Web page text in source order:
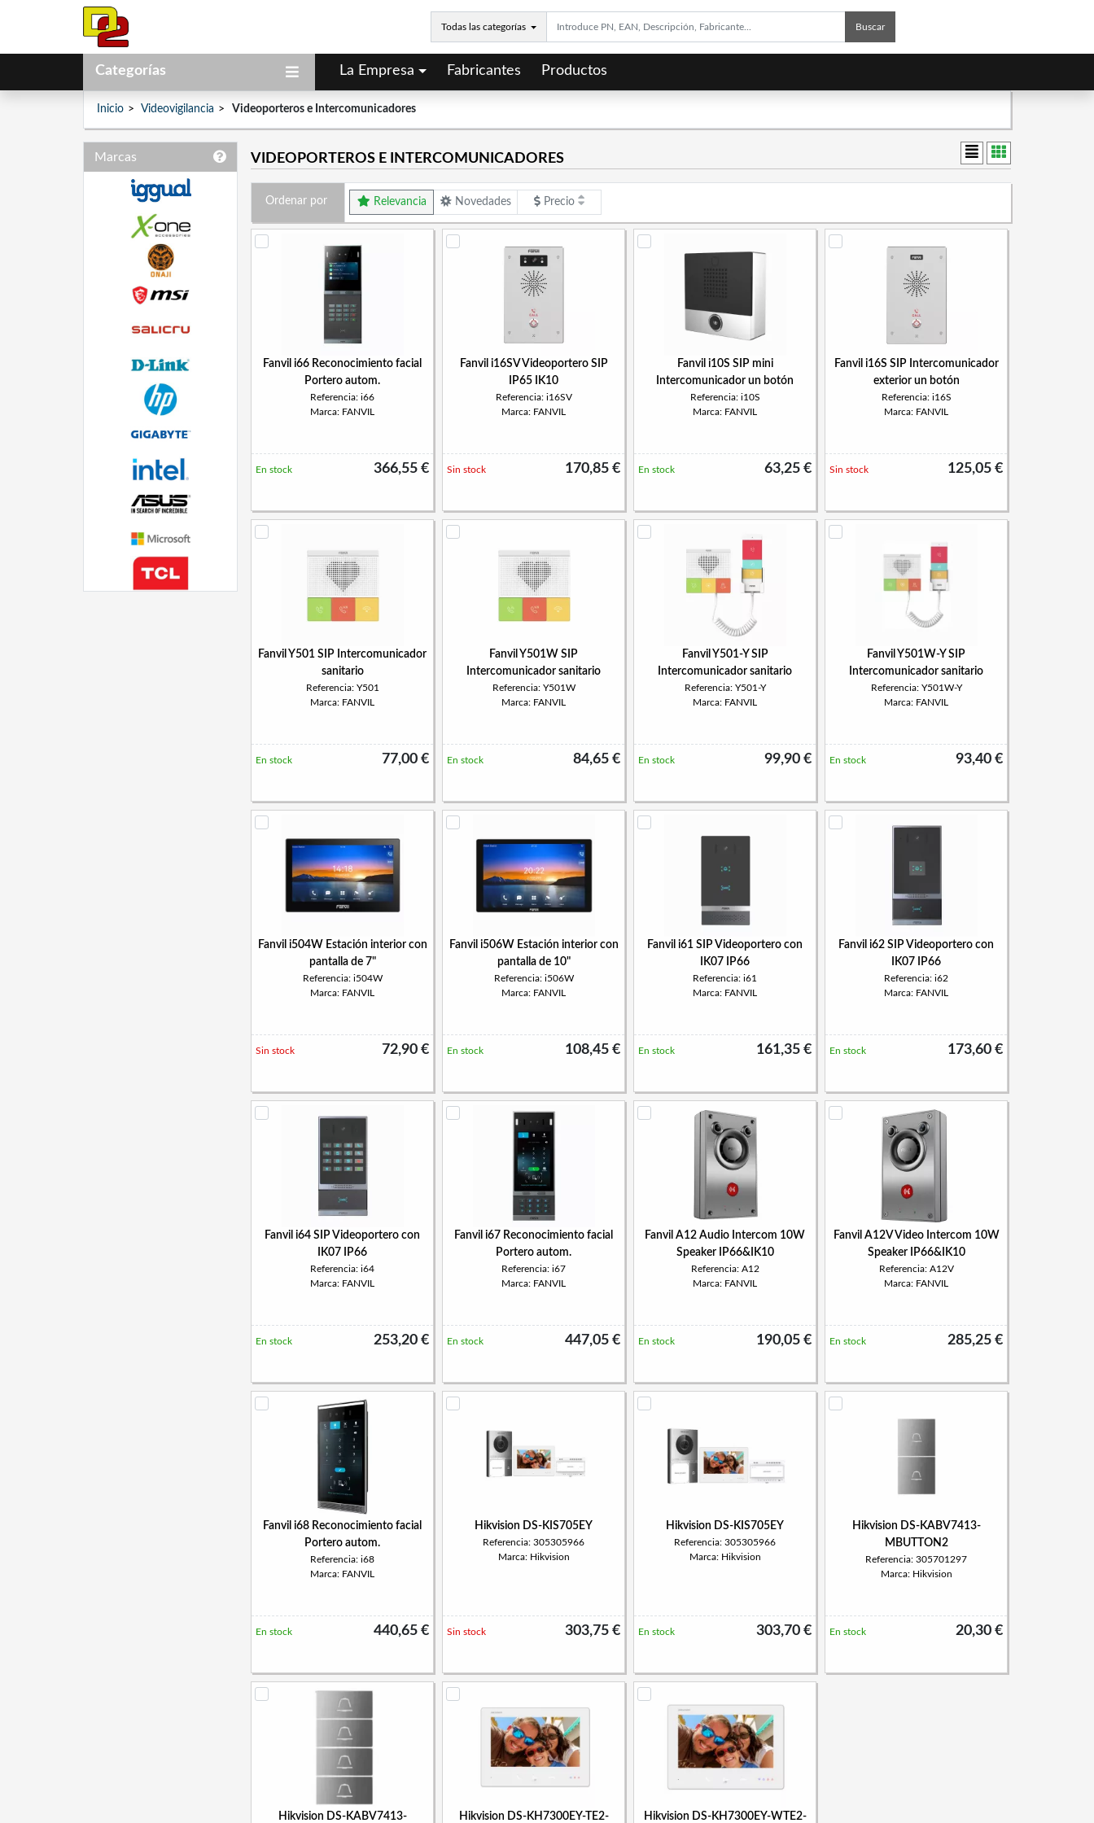
Todas las categorías Buscar
Categorías La Empresa Fabricantes Productos
Inicio Videovigilancia Videoporteros e Intercomunicadores
Marcas VIDEOPORTEROS E INTERCOMUNICADORES
Ordenar por Relevancia Novedades Precio
Fanvil i66 Reconocimiento facial
Portero autom.
Referencia: i66
Marca: FANVIL
366,55 €
En stock
Fanvil i16SV Videoportero SIP
IP65 IK10
Referencia: i16SV
Marca: FANVIL
170,85 €
Sin stock
Fanvil i10S SIP mini
Intercomunicador un botón
Referencia: i10S
Marca: FANVIL
63,25 €
En stock
Fanvil i16S SIP Intercomunicador
exterior un botón
Referencia: i16S
Marca: FANVIL
125,05 €
Sin stock
Fanvil Y501 SIP Intercomunicador
sanitario
Referencia: Y501
Marca: FANVIL
77,00 €
En stock
Fanvil Y501W SIP
Intercomunicador sanitario
Referencia: Y501W
Marca: FANVIL
84,65 €
En stock
Fanvil Y501-Y SIP
Intercomunicador sanitario
Referencia: Y501-Y
Marca: FANVIL
99,90 €
En stock
Fanvil Y501W-Y SIP
Intercomunicador sanitario
Referencia: Y501W-Y
Marca: FANVIL
93,40 €
En stock
Fanvil i504W Estación interior con
pantalla de 7"
Referencia: i504W
Marca: FANVIL
72,90 €
Sin stock
Fanvil i506W Estación interior con
pantalla de 10"
Referencia: i506W
Marca: FANVIL
108,45 €
En stock
Fanvil i61 SIP Videoportero con
IK07 IP66
Referencia: i61
Marca: FANVIL
161,35 €
En stock
Fanvil i62 SIP Videoportero con
IK07 IP66
Referencia: i62
Marca: FANVIL
173,60 €
En stock
Fanvil i64 SIP Videoportero con
IK07 IP66
Referencia: i64
Marca: FANVIL
253,20 €
En stock
Fanvil i67 Reconocimiento facial
Portero autom.
Referencia: i67
Marca: FANVIL
447,05 €
En stock
Fanvil A12 Audio Intercom 10W
Speaker IP66&IK10
Referencia: A12
Marca: FANVIL
190,05 €
En stock
Fanvil A12V Video Intercom 10W
Speaker IP66&IK10
Referencia: A12V
Marca: FANVIL
285,25 €
En stock
Fanvil i68 Reconocimiento facial
Portero autom.
Referencia: i68
Marca: FANVIL
440,65 €
En stock
Hikvision DS-KIS705EY
Referencia: 305305966
Marca: Hikvision
303,75 €
Sin stock
Hikvision DS-KIS705EY
Referencia: 305305966
Marca: Hikvision
303,70 €
En stock
Hikvision DS-KABV7413-
MBUTTON2
Referencia: 305701297
Marca: Hikvision
20,30 €
En stock
Hikvision DS-KABV7413- Hikvision DS-KH7300EY-TE2- Hikvision DS-KH7300EY-WTE2-